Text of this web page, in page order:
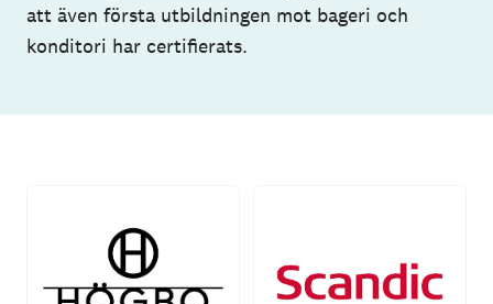
att även första utbildningen mot bageri och
konditori har certifierats.